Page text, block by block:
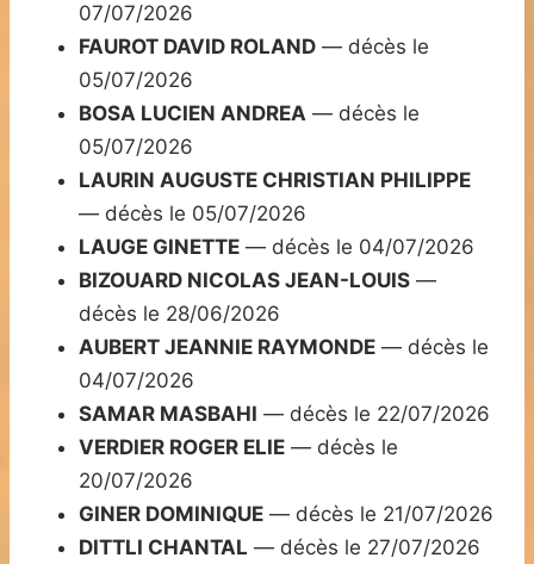
07/07/2026
FAUROT DAVID ROLAND — décès le
05/07/2026
BOSA LUCIEN ANDREA — décès le
05/07/2026
LAURIN AUGUSTE CHRISTIAN PHILIPPE
— décès le 05/07/2026
LAUGE GINETTE — décès le 04/07/2026
BIZOUARD NICOLAS JEAN-LOUIS —
décès le 28/06/2026
AUBERT JEANNIE RAYMONDE — décès le
04/07/2026
SAMAR MASBAHI — décès le 22/07/2026
VERDIER ROGER ELIE — décès le
20/07/2026
GINER DOMINIQUE — décès le 21/07/2026
DITTLI CHANTAL — décès le 27/07/2026